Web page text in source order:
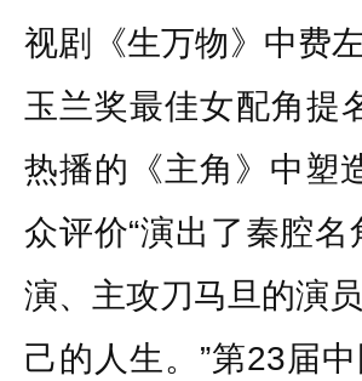
视剧《生万物》中费
玉兰奖最佳女配角提
热播的《主角》中
众评价“演出了秦腔
演、主攻刀马旦的演
己的人生。”第23届